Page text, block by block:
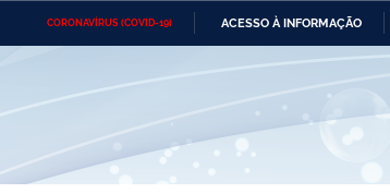
CORONAVÍRUS (COVID-19) ACESSO À INFORMAÇÃO
Ministério das Relações
do Desenvolvimento
e